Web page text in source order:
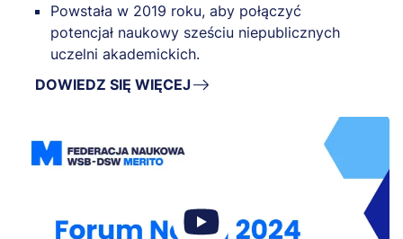
Powstała w 2019 roku, aby połączyć
potencjał naukowy sześciu niepublicznych
uczelni akademickich.
DOWIEDZ SIĘ WIĘCEJ